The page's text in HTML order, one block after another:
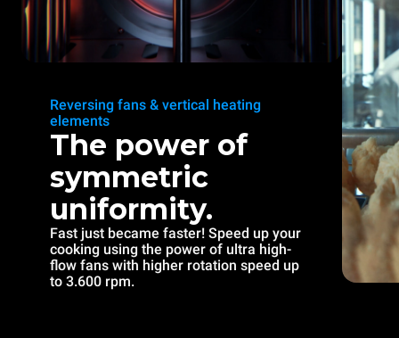
Reversing fans & vertical heating
elements
The power of
symmetric
uniformity.
Fast just became faster! Speed up your
cooking using the power of ultra high-
flow fans with higher rotation speed up
to 3.600 rpm.